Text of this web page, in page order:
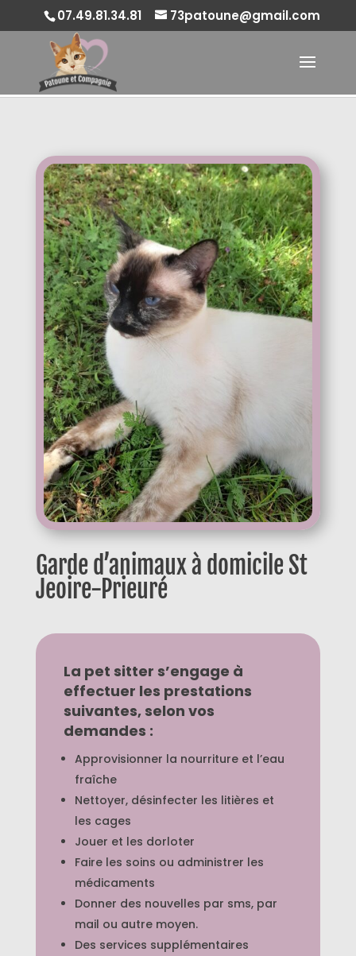
07.49.81.34.81 73patoune@gmail.com
Garde d’animaux à domicile St
Jeoire-Prieuré
La pet sitter s’engage à
effectuer les prestations
suivantes, selon vos
demandes :
Approvisionner la nourriture et l’eau
fraîche
Nettoyer, désinfecter les litières et
les cages
Jouer et les dorloter
Faire les soins ou administrer les
médicaments
Donner des nouvelles par sms, par
mail ou autre moyen.
Des services supplémentaires